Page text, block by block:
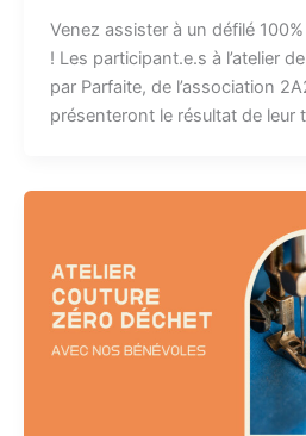
Venez assister à un défilé
! Les participant.e.s à l’atelier
par Parfaite, de l’association
présenteront le résultat de leur